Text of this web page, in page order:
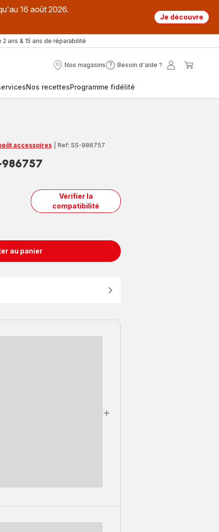
16 août 2026.
Je découvre
2 ans & 15 ans de réparabilité
Nos magasins
Nos
Besoin d'aide ?
Besoin
?
Mon
Nos recettesProgramme fidélité
accessoires Ref: SS-986757
Vérifier la
compatibilité
au panier